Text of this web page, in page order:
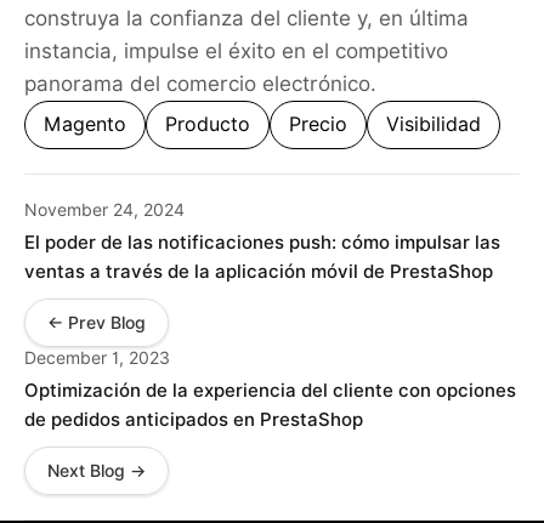
construya la confianza del cliente y, en última
instancia, impulse el éxito en el competitivo
panorama del comercio electrónico.
Magento Producto Precio Visibilidad
November 24, 2024
El poder de las notificaciones push: cómo impulsar las
ventas a través de la aplicación móvil de PrestaShop
← Prev Blog
December 1, 2023
Optimización de la experiencia del cliente con opciones
de pedidos anticipados en PrestaShop
Next Blog →